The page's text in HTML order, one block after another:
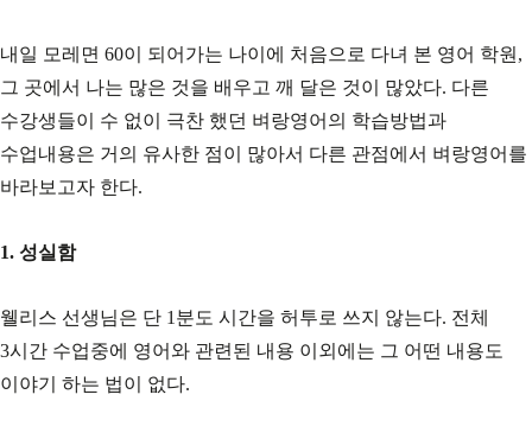
내일 모레면 60이 되어가는 나이에 처음으로 다녀 본 영어 학원,
그 곳에서 나는 많은 것을 배우고 깨 달은 것이 많았다. 다른
수강생들이 수 없이 극찬 했던 벼랑영어의 학습방법과
수업내용은 거의 유사한 점이 많아서 다른 관점에서 벼랑영어를
바라보고자 한다.
1. 성실함
웰리스 선생님은 단 1분도 시간을 허투로 쓰지 않는다. 전체
3시간 수업중에 영어와 관련된 내용 이외에는 그 어떤 내용도
이야기 하는 법이 없다.